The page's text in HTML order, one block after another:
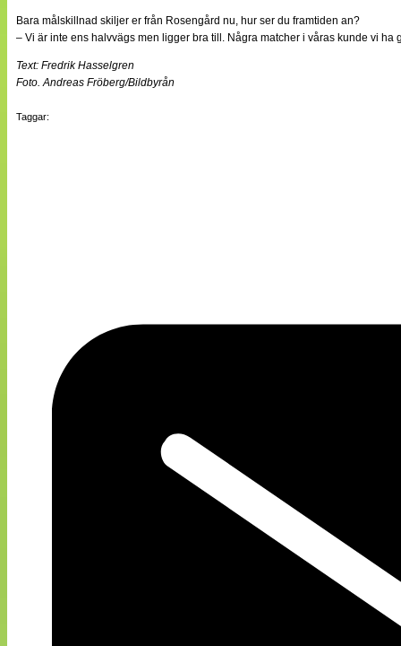
Bara målskillnad skiljer er från Rosengård nu, hur ser du framtiden an?
– Vi är inte ens halvvägs men ligger bra till. Några matcher i våras kunde vi ha
Text: Fredrik Hasselgren
Foto. Andreas Fröberg/Bildbyrån
Taggar: